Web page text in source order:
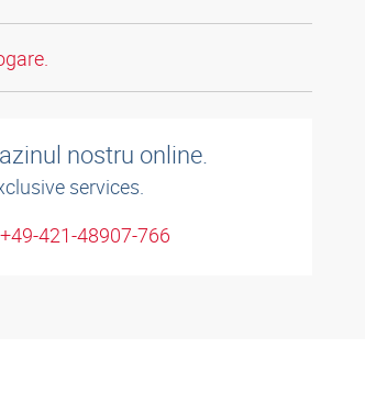
nostru online.
services.
421-48907-766